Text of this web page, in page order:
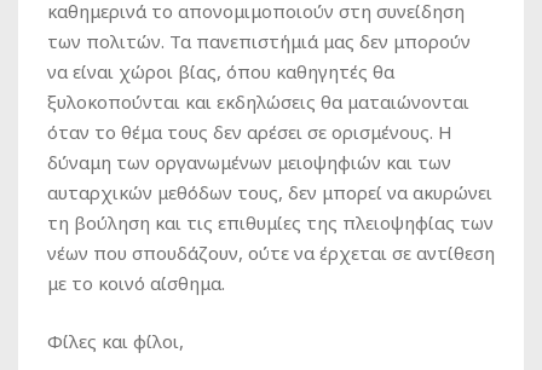
καθημερινά το απονομιμοποιούν στη συνείδηση
των πολιτών. Τα πανεπιστήμιά μας δεν μπορούν
να είναι χώροι βίας, όπου καθηγητές θα
ξυλοκοπούνται και εκδηλώσεις θα ματαιώνονται
όταν το θέμα τους δεν αρέσει σε ορισμένους. Η
δύναμη των οργανωμένων μειοψηφιών και των
αυταρχικών μεθόδων τους, δεν μπορεί να ακυρώνει
τη βούληση και τις επιθυμίες της πλειοψηφίας των
νέων που σπουδάζουν, ούτε να έρχεται σε αντίθεση
με το κοινό αίσθημα.
Φίλες και φίλοι,